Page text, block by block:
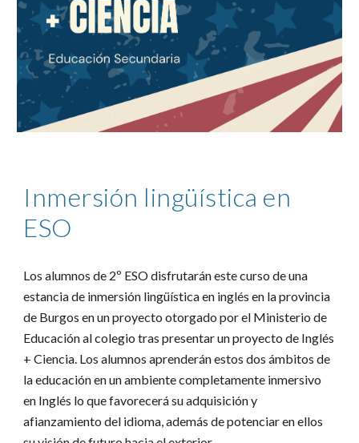
Inmersión lingüística en
ESO
Los alumnos de 2º ESO disfrutarán este curso de una
estancia de inmersión lingüística en inglés en la provincia
de Burgos en un proyecto otorgado por el Ministerio de
Educación al colegio tras presentar un proyecto de Inglés
+ Ciencia. Los alumnos aprenderán estos dos ámbitos de
la educación en un ambiente completamente inmersivo
en Inglés lo que favorecerá su adquisición y
afianzamiento del idioma, además de potenciar en ellos